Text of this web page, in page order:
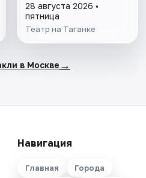
28 августа 2026 •
пятница
Театр на Таганке
в Москве →
Навигация
Главная
Города